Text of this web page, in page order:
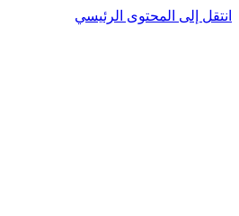
انتقل إلى المحتوى الرئيسي